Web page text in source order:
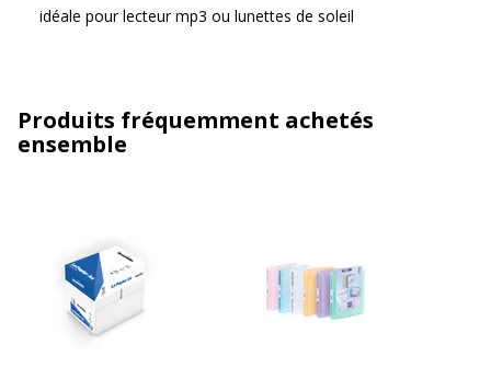
idéale pour lecteur mp3 ou lunettes de soleil
Produits fréquemment achetés
ensemble